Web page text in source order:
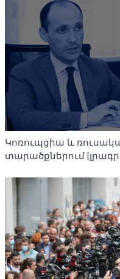
Կոռուպցիա և
տարածքներում